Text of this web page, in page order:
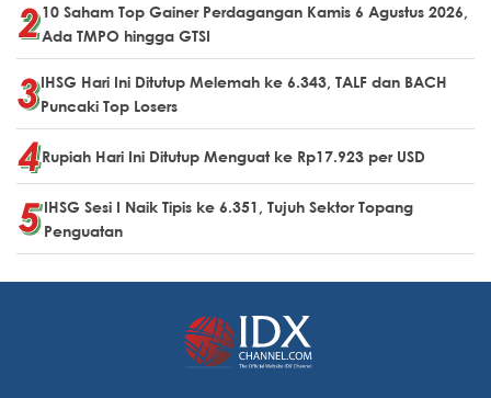
10 Saham Top Gainer Perdagangan Kamis 6 Agustus 2026,
Ada TMPO hingga GTSI
IHSG Hari Ini Ditutup Melemah ke 6.343, TALF dan BACH
Puncaki Top Losers
Rupiah Hari Ini Ditutup Menguat ke Rp17.923 per USD
IHSG Sesi I Naik Tipis ke 6.351, Tujuh Sektor Topang
Penguatan